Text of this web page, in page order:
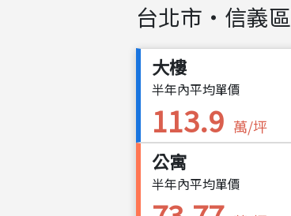
台北市 ・ 信義區
大樓
半年內平均單價
113.9 萬/坪
公寓
半年內平均單價